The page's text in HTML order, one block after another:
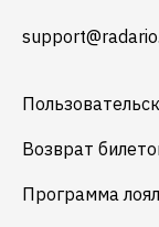
Возврат
Программа